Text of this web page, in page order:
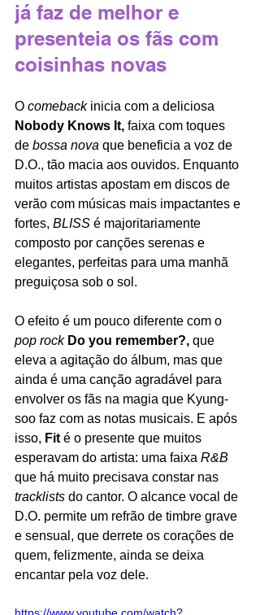
já faz de melhor e
presenteia os fãs com
coisinhas novas
O comeback inicia com a deliciosa
Nobody Knows It, faixa com toques
de bossa nova que beneficia a voz de
D.O., tão macia aos ouvidos. Enquanto
muitos artistas apostam em discos de
verão com músicas mais impactantes e
fortes, BLISS é majoritariamente
composto por canções serenas e
elegantes, perfeitas para uma manhã
preguiçosa sob o sol.
O efeito é um pouco diferente com o
pop rock Do you remember?, que
eleva a agitação do álbum, mas que
ainda é uma canção agradável para
envolver os fãs na magia que Kyung-
soo faz com as notas musicais. E após
isso, Fit é o presente que muitos
esperavam do artista: uma faixa R&B
que há muito precisava constar nas
tracklists do cantor. O alcance vocal de
D.O. permite um refrão de timbre grave
e sensual, que derrete os corações de
quem, felizmente, ainda se deixa
encantar pela voz dele.